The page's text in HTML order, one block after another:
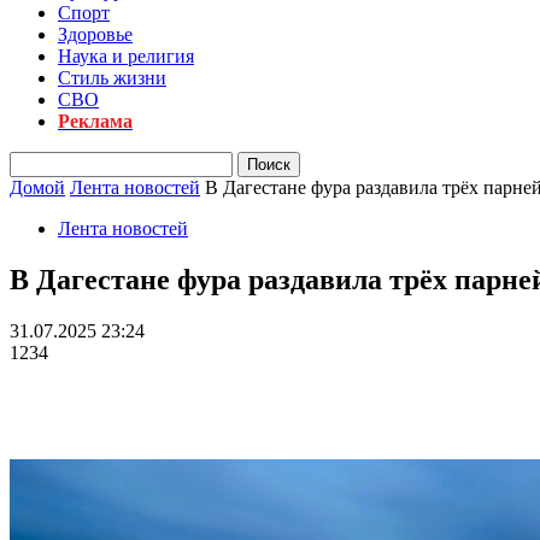
Спорт
Здоровье
Наука и религия
Стиль жизни
СВО
Реклама
Домой Лента новостей В Дагестане фура раздавила трёх
Лента новостей
В Дагестане фура раздавила трёх
31.07.2025 23:24
1234